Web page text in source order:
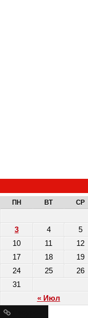
ПН ВТ СР
« Июл
3
4 5
10
11 12
17
18 19
24
25 26
31